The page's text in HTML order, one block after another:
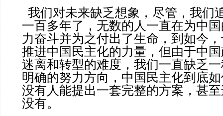
我们对未来缺乏想象，尽管，我们
一百多年了，无数的人一直在为中
力奋斗并为之付出了生命，到如今
推进中国民主化的力量，但由于中
迷离和转型的难度，我们一直缺乏
明确的努力方向，中国民主化到底
没有人能提出一套完整的方案，甚
没有。